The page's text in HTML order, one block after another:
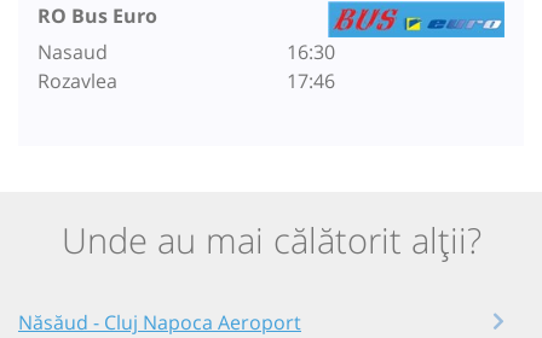
RO Bus Euro
Nasaud
Rozavlea
16:30
17:46
Unde au mai călătorit alții?
Năsăud - Cluj Napoca Aeroport